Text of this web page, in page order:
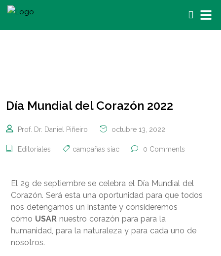
Día Mundial del Corazón 2022
Prof. Dr. Daniel Piñeiro octubre 13, 2022
Editoriales campañas siac 0 Comments
El 29 de septiembre se celebra el Día Mundial del
Corazón. Será esta una oportunidad para que todos
nos detengamos un instante y consideremos
cómo USAR nuestro corazón para para la
humanidad, para la naturaleza y para cada uno de
nosotros.